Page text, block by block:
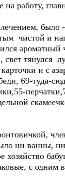
работу,
было
чистой и
ароматный
тянулся
и с
69-туда-
ни ванны,
хозяйство
с